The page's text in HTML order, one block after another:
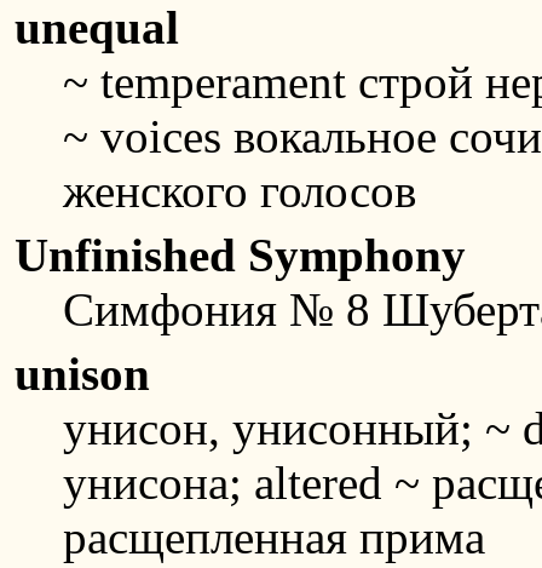
unequal
~ temperament строй
~ voices вокальное
женского голосов
Unfinished Symphony
Симфония № 8
unison
унисон, унисонный; ~
унисона; altered ~
расщепленная прима